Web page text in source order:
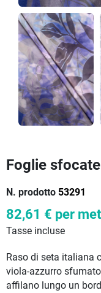
Foglie
N. prodotto 53291
82,61 € per
Tasse incluse
Raso di seta italiana
viola-azzurro
affilano lungo un